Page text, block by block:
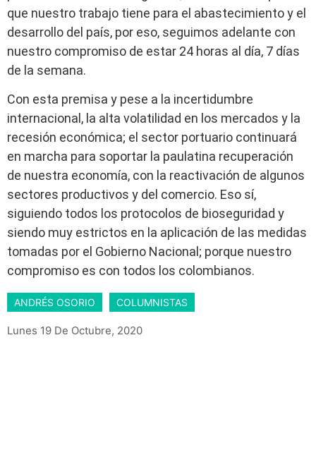
que nuestro trabajo tiene para el abastecimiento y el
desarrollo del país, por eso, seguimos adelante con
nuestro compromiso de estar 24 horas al día, 7 días
de la semana.
Con esta premisa y pese a la incertidumbre
internacional, la alta volatilidad en los mercados y la
recesión económica; el sector portuario continuará
en marcha para soportar la paulatina recuperación
de nuestra economía, con la reactivación de algunos
sectores productivos y del comercio. Eso sí,
siguiendo todos los protocolos de bioseguridad y
siendo muy estrictos en la aplicación de las medidas
tomadas por el Gobierno Nacional; porque nuestro
compromiso es con todos los colombianos.
ANDRÉS OSORIO COLUMNISTAS
Lunes 19 De Octubre, 2020